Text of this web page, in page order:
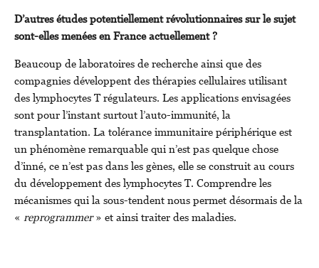
D’autres études potentiellement révolutionnaires sur le sujet
sont-elles menées en France actuellement ?
Beaucoup de laboratoires de recherche ainsi que des
compagnies développent des thérapies cellulaires utilisant
des lymphocytes T régulateurs. Les applications envisagées
sont pour l’instant surtout l’auto-immunité, la
transplantation. La tolérance immunitaire périphérique est
un phénomène remarquable qui n’est pas quelque chose
d’inné, ce n’est pas dans les gènes, elle se construit au cours
du développement des lymphocytes T. Comprendre les
mécanismes qui la sous-tendent nous permet désormais de la
« reprogrammer» et ainsi traiter des maladies.